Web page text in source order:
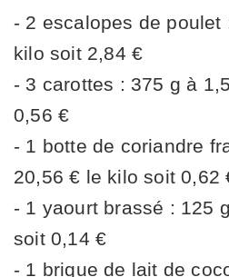
- 2 escalopes de poulet
kilo soit 2,84 €
- 3 carottes : 375 g à
0,56 €
- 1 botte de coriandre
20,56 € le kilo soit 0,62
- 1 yaourt brassé : 125
soit 0,14 €
- 1 brique de lait de